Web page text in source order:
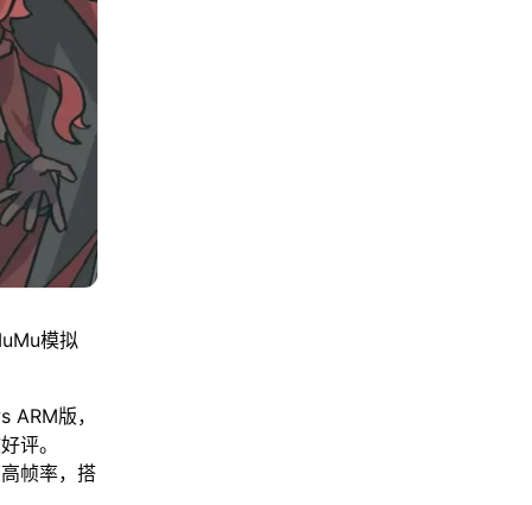
模拟
版，
评。
帧率，搭